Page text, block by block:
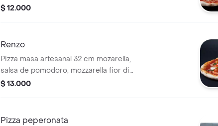
$ 12.000
Renzo
Pizza masa artesanal 32 cm mozarella,
salsa de pomodoro, mozzarella fior di
latte, albahaca y tomates cherry.
$ 13.000
Pizza peperonata